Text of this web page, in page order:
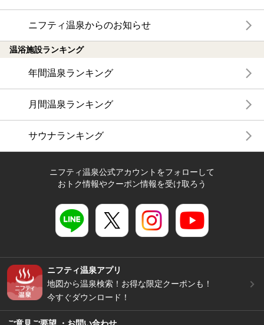
ニフティ温泉からのお知らせ
温浴施設ランキング
年間温泉ランキング
月間温泉ランキング
サウナランキング
ニフティ温泉公式アカウントをフォローして
おトク情報やクーポン情報を受け取ろう
ニフティ温泉アプリ
地図から温泉検索！お得な限定クーポンも！
今すぐダウンロード！